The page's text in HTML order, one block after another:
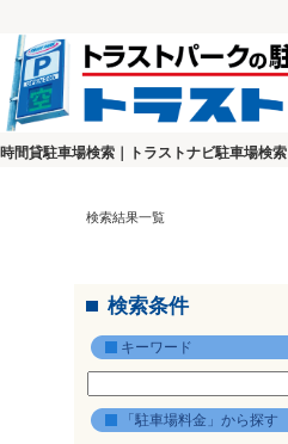
時間貸駐車場検索｜トラストナビ駐車場検索
検索結果一覧
検索条件
キーワード
「駐車場料金」から探す